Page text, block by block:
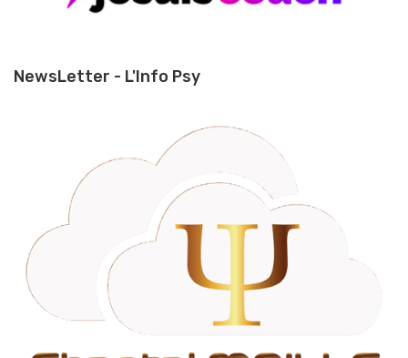
NewsLetter - L'Info Psy